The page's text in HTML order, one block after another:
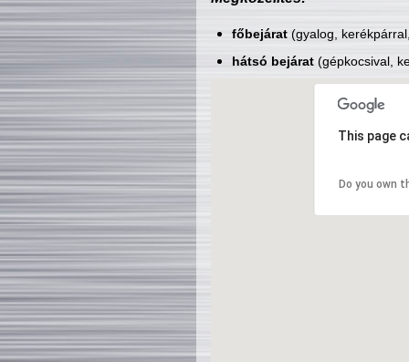
főbejárat(gyalog,
hátsó bejárat(gépkocsival,
This page
Do you own